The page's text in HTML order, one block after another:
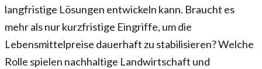
langfristige Lösungen entwickeln kann. Braucht es
mehr als nur kurzfristige Eingriffe, um die
Lebensmittelpreise dauerhaft zu stabilisieren? Welche
Rolle spielen nachhaltige Landwirtschaft und